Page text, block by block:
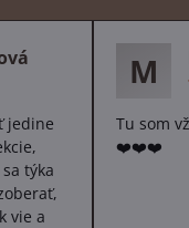
jedine
týka
vie a
M
Tu som
❤️❤️❤️